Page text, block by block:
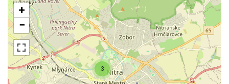
3
+
−